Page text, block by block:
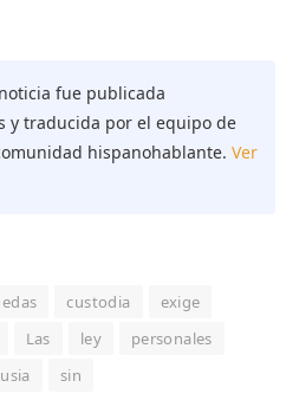
fue publicada
y traducida por el equipo de
hispanohablante. Ver
custodia
exige
Las ley
personales
sin